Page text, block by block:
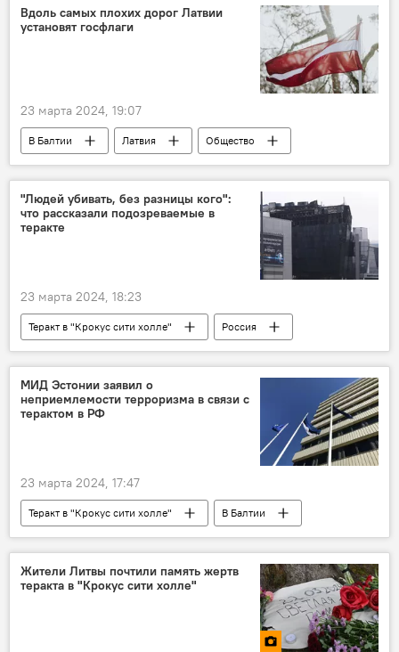
синоптик
Вдоль самых плохих дорог Латвии
установят госфлаги
23 марта 2024, 19:07
В Балтии Латвия
Общество
общество
дороги
ямы
выбоины
флаг перевозка
"Людей убивать, без разницы кого":
что рассказали подозреваемые в
теракте
23 марта 2024, 18:23
Теракт в "Крокус сити холле"
Россия
теракт
терроризм
МИД Эстонии заявил о
неприемлемости терроризма в связи с
терактом в РФ
23 марта 2024, 17:47
Теракт в "Крокус сити холле"
В Балтии
Эстония
МИД Эстонии
Россия
теракт
Жители Литвы почтили память жертв
теракта в "Крокус сити холле"